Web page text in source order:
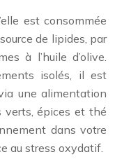
est consommée
de lipides, par
à l’huile d’olive.
isolés, il est
une alimentation
verts, épices et thé
dans votre
au stress oxydatif.